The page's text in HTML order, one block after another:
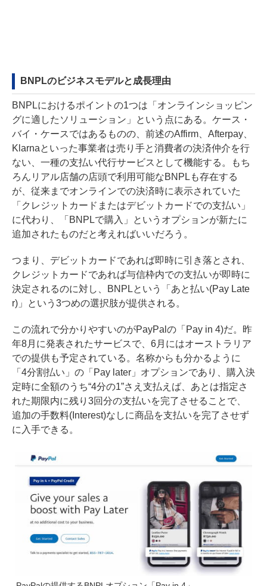
BNPLのビジネスモデルと成長理由
BNPLにおけるポイントの1つは「オンラインショッピン
グに適したソリューション」という点にある。ケース・
バイ・ケースではあるものの、前述のAffirm、Afterpay、
Klarnaといった事業者は売り手と消費者の決済仲介を行
ない、一種の支払い代行サービスとして機能する。もち
ろんリアル店舗の店頭で利用可能なBNPLも存在する
が、従来までオンラインでの決済時に表示されていた
「クレジットカードまたはデビットカードでの支払い」
に代わり、「BNPLで購入」というオプションが新たに
追加されたものだと考えればいいだろう。
つまり、デビットカードであれば即時に引き落とされ、
クレジットカードであれば与信枠内での支払いが即時に
決定されるのに対し、BNPLという「あと払い(Pay Late
r)」という3つめの選択肢が提供される。
この流れで分かりやすいのがPayPalの「 Pay in 4)だ。昨
年8月に発表されたサービスで、6月にはオーストラリア
での提供も予定されている。名称からも分かるように
「4分割払い」の「Pay later」オプションであり、購入決
定時に全額のうち“4分の1”さえ支払えば、あとは指定さ
れた期限内に残り3回分の支払いを完了させることで、
追加の手数料(Interest)なしに商品を支払いを完了させず
に入手できる。